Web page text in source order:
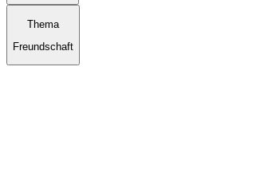
Thema
Freundschaft